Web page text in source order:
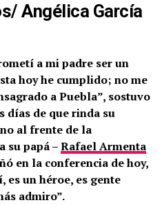
/Angélica García
a mi padre ser un
hoy he cumplido; no me
a Puebla”, sostuvo
días de que rinda su
al frente de la
su papá –Rafael Armenta
en la conferencia de hoy,
es un héroe, es gente
admiro”.